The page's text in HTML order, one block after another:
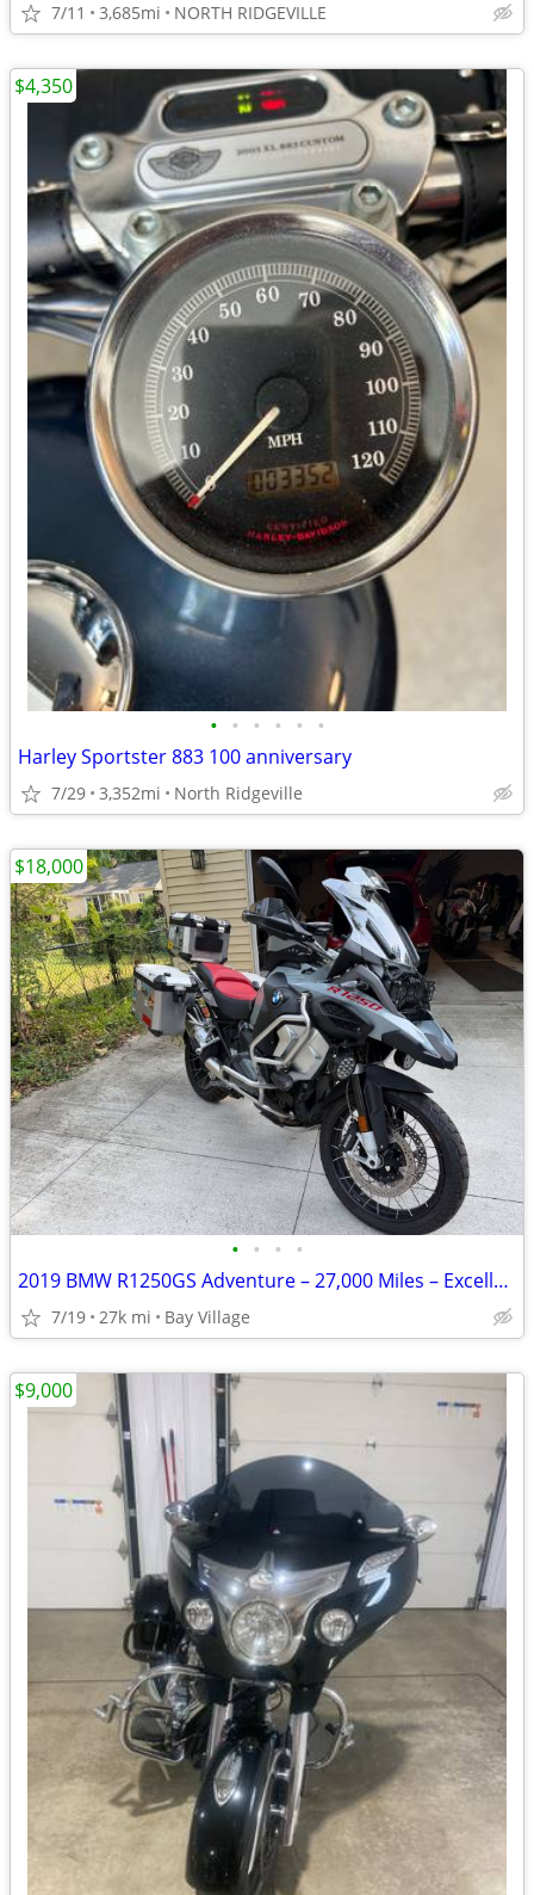
7/11 3,685mi NORTH RIDGEVILLE
• • • • • •
Harley Sportster 883 100 anniversary
7/29 3,352mi North Ridgeville
$4,350
• • • •
2019 BMW R1250GS Adventure – 27,000 Miles – Excellent Condition
7/19 27k mi Bay Village
$18,000
$9,000